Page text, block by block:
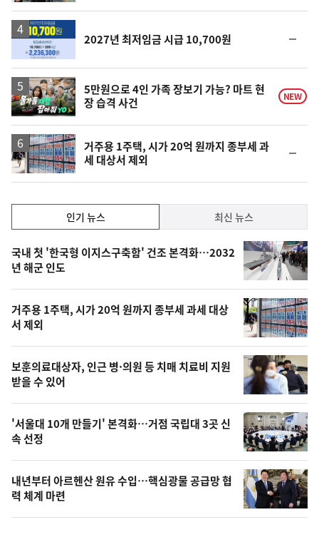
하
2027년 최저임금 시급 10,700원
일
영
상
5만원으로 4인 가족 장보기 가능? 마트 현
장 습격 사건
NEW
거주용 1주택, 시가 20억 원까지 종부세 과
세 대상서 제외
일
기,
최
신,
오
늘
의
영
상
오
늘
의
사
진
인기 뉴스 최신 뉴스
인
기
뉴
스
국내 첫 '한국형 이지스구축함' 건조 본격화…2032
년 해군 인도
거주용 1주택, 시가 20억 원까지 종부세 과세 대상
서 제외
보훈의료대상자, 인근 병·의원 등 치매 치료비 지원
받을 수 있어
'서울대 10개 만들기' 본격화…거점 국립대 3곳 신
속 선정
내년부터 아르헨산 원유 수입…핵심광물 공급망 협
력 체계 마련